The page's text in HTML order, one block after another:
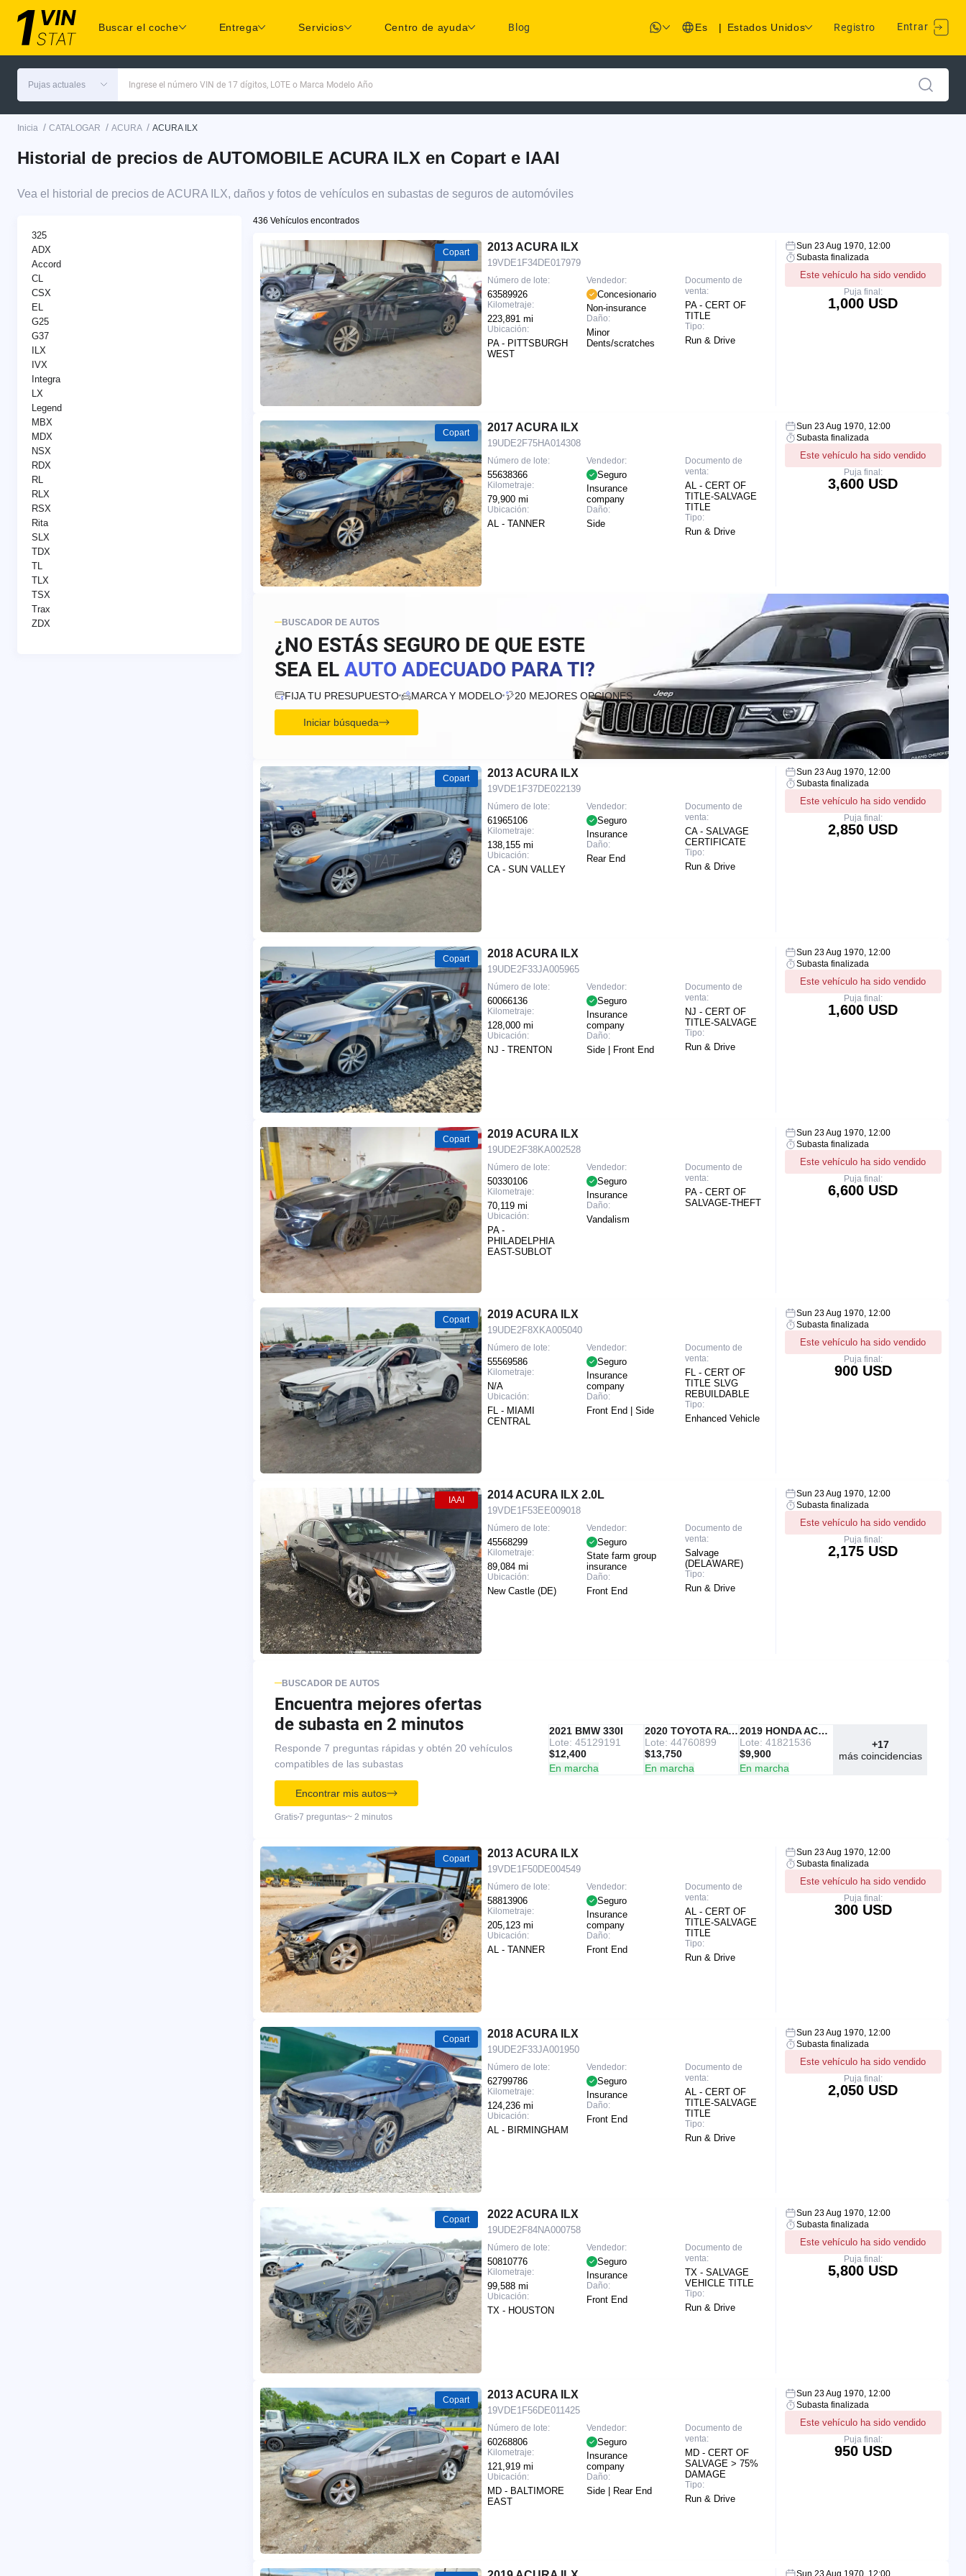
Buscar el coche Entrega Servicios Centro de ayuda Blog Es | Estados Unidos Registro Entrar
Pujas actuales Ingrese el número VIN de 17 dígitos, LOTE o Marca Modelo Año
Inicia / CATALOGAR / ACURA / ACURA ILX
Historial de precios de AUTOMOBILE ACURA ILX en Copart e IAAI
Vea el historial de precios de ACURA ILX, daños y fotos de vehículos en subastas de seguros de automóviles
325
ADX
Accord
CL
CSX
EL
G25
G37
ILX
IVX
Integra
LX
Legend
MBX
MDX
NSX
RDX
RL
RLX
RSX
Rita
SLX
TDX
TL
TLX
TSX
Trax
ZDX
436 Vehículos encontrados
Copart 2013 ACURA ILX
19VDE1F34DE017979
Número de lote:
63589926
Kilometraje:
223,891 mi
Ubicación:
PA - PITTSBURGH
WEST
Vendedor:
Concesionario
Non-insurance
Daño:
Minor
Dents/scratches
Documento de
venta:
PA - CERT OF
TITLE
Tipo:
Run & Drive
Sun 23 Aug 1970, 12:00
Subasta finalizada
Este vehículo ha sido vendido
Puja final:
1,000 USD
Copart 2017 ACURA ILX
19UDE2F75HA014308
Número de lote:
55638366
Kilometraje:
79,900 mi
Ubicación:
AL - TANNER
Vendedor:
Seguro
Insurance
company
Daño:
Side
Documento de
venta:
AL - CERT OF
TITLE-SALVAGE
TITLE
Tipo:
Run & Drive
Sun 23 Aug 1970, 12:00
Subasta finalizada
Este vehículo ha sido vendido
Puja final:
3,600 USD
BUSCADOR DE AUTOS
¿NO ESTÁS SEGURO DE QUE ESTE
SEA EL AUTO ADECUADO PARA TI?
FIJA TU PRESUPUESTO MARCA Y MODELO 20 MEJORES OPCIONES
Iniciar búsqueda
Copart 2013 ACURA ILX
19VDE1F37DE022139
Número de lote:
61965106
Kilometraje:
138,155 mi
Ubicación:
CA - SUN VALLEY
Vendedor:
Seguro
Insurance
Daño:
Rear End
Documento de
venta:
CA - SALVAGE
CERTIFICATE
Tipo:
Run & Drive
Sun 23 Aug 1970, 12:00
Subasta finalizada
Este vehículo ha sido vendido
Puja final:
2,850 USD
Copart 2018 ACURA ILX
19UDE2F33JA005965
Número de lote:
60066136
Kilometraje:
128,000 mi
Ubicación:
NJ - TRENTON
Vendedor:
Seguro
Insurance
company
Daño:
Side | Front End
Documento de
venta:
NJ - CERT OF
TITLE-SALVAGE
Tipo:
Run & Drive
Sun 23 Aug 1970, 12:00
Subasta finalizada
Este vehículo ha sido vendido
Puja final:
1,600 USD
Copart 2019 ACURA ILX
19UDE2F38KA002528
Número de lote:
50330106
Kilometraje:
70,119 mi
Ubicación:
PA -
PHILADELPHIA
EAST-SUBLOT
Vendedor:
Seguro
Insurance
Daño:
Vandalism
Documento de
venta:
PA - CERT OF
SALVAGE-THEFT
Sun 23 Aug 1970, 12:00
Subasta finalizada
Este vehículo ha sido vendido
Puja final:
6,600 USD
Copart 2019 ACURA ILX
19UDE2F8XKA005040
Número de lote:
55569586
Kilometraje:
N/A
Ubicación:
FL - MIAMI
CENTRAL
Vendedor:
Seguro
Insurance
company
Daño:
Front End | Side
Documento de
venta:
FL - CERT OF
TITLE SLVG
REBUILDABLE
Tipo:
Enhanced Vehicle
Sun 23 Aug 1970, 12:00
Subasta finalizada
Este vehículo ha sido vendido
Puja final:
900 USD
IAAI 2014 ACURA ILX 2.0L
19VDE1F53EE009018
Número de lote:
45568299
Kilometraje:
89,084 mi
Ubicación:
New Castle (DE)
Vendedor:
Seguro
State farm group
insurance
Daño:
Front End
Documento de
venta:
Salvage
(DELAWARE)
Tipo:
Run & Drive
Sun 23 Aug 1970, 12:00
Subasta finalizada
Este vehículo ha sido vendido
Puja final:
2,175 USD
BUSCADOR DE AUTOS
Encuentra mejores ofertas
de subasta en 2 minutos
Responde 7 preguntas rápidas y obtén 20 vehículos
compatibles de las subastas
IAAI
RECOMENDADO
2021 BMW 330I
Lote: 45129191
$12,400
En marcha
IAAI
2020 TOYOTA RAV4
Lote: 44760899
$13,750
En marcha
Copart
2019 HONDA ACCORD
Lote: 41821536
$9,900
En marcha
+17
más coincidencias
Encontrar mis autos
Gratis7 preguntas~ 2 minutos
Copart 2013 ACURA ILX
19VDE1F50DE004549
Número de lote:
58813906
Kilometraje:
205,123 mi
Ubicación:
AL - TANNER
Vendedor:
Seguro
Insurance
company
Daño:
Front End
Documento de
venta:
AL - CERT OF
TITLE-SALVAGE
TITLE
Tipo:
Run & Drive
Sun 23 Aug 1970, 12:00
Subasta finalizada
Este vehículo ha sido vendido
Puja final:
300 USD
Copart 2018 ACURA ILX
19UDE2F33JA001950
Número de lote:
62799786
Kilometraje:
124,236 mi
Ubicación:
AL - BIRMINGHAM
Vendedor:
Seguro
Insurance
Daño:
Front End
Documento de
venta:
AL - CERT OF
TITLE-SALVAGE
TITLE
Tipo:
Run & Drive
Sun 23 Aug 1970, 12:00
Subasta finalizada
Este vehículo ha sido vendido
Puja final:
2,050 USD
Copart 2022 ACURA ILX
19UDE2F84NA000758
Número de lote:
50810776
Kilometraje:
99,588 mi
Ubicación:
TX - HOUSTON
Vendedor:
Seguro
Insurance
Daño:
Front End
Documento de
venta:
TX - SALVAGE
VEHICLE TITLE
Tipo:
Run & Drive
Sun 23 Aug 1970, 12:00
Subasta finalizada
Este vehículo ha sido vendido
Puja final:
5,800 USD
Copart 2013 ACURA ILX
19VDE1F56DE011425
Número de lote:
60268806
Kilometraje:
121,919 mi
Ubicación:
MD - BALTIMORE
EAST
Vendedor:
Seguro
Insurance
company
Daño:
Side | Rear End
Documento de
venta:
MD - CERT OF
SALVAGE > 75%
DAMAGE
Tipo:
Run & Drive
Sun 23 Aug 1970, 12:00
Subasta finalizada
Este vehículo ha sido vendido
Puja final:
950 USD
Sun 23 Aug 1970, 12:00